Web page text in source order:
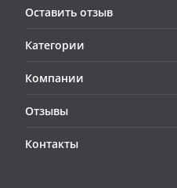
Оставить отзыв
Категории
Компании
Отзывы
Контакты